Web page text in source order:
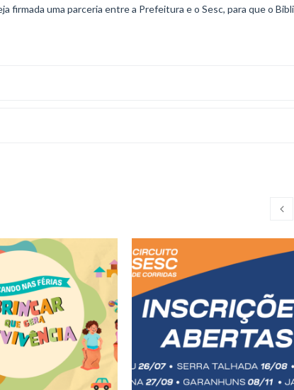
firmada uma parceria entre a Prefeitura e o Sesc, para que o